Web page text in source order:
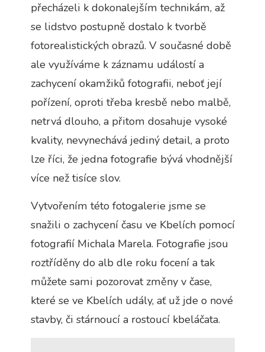
přecházeli k dokonalejším technikám, až
se lidstvo postupně dostalo k tvorbě
fotorealistických obrazů. V současné době
ale využíváme k záznamu událostí a
zachycení okamžiků fotografii, neboť její
pořízení, oproti třeba kresbě nebo malbě,
netrvá dlouho, a přitom dosahuje vysoké
kvality, nevynechává jediný detail, a proto
lze říci, že jedna fotografie bývá vhodnější
více než tisíce slov.
Vytvořením této fotogalerie jsme se
snažili o zachycení času ve Kbelích pomocí
fotografií Michala Marela. Fotografie jsou
roztříděny do alb dle roku focení a tak
můžete sami pozorovat změny v čase,
které se ve Kbelích udály, ať už jde o nové
stavby, či stárnoucí a rostoucí kbeláčata.
Technické
Technické
cookies jsou
nezbytné pro
správné
webu a všech
funkcí, které
nabízí.
technických
cookies na
našem webu. Z
tohoto důvodu
cookies
nemohou být
individuálně
deaktivovány
aktivovány.